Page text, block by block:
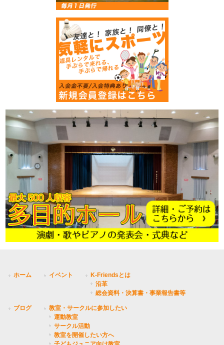
ホーム イベント
K-Friendsとは
沿革
総会資料・決算書・事業報告書等
ブログ
教室・サークルに参加したい
運動教室
サークル活動
教室を開催したい方へ